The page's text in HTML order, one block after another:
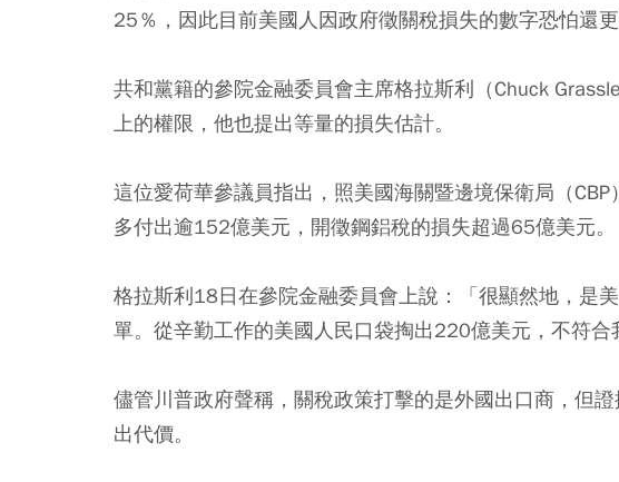
25％，因此目前美國人因政府徵關稅損失的數字恐怕還更
共和黨籍的參院金融委員會主席格拉斯利（Chuck
上的權限，他也提出等量的損失估計。
這位愛荷華參議員指出，照美國海關暨邊境保衛局（
多付出逾152億美元，開徵鋼鋁稅的損失超過65億美元。
格拉斯利18日在參院金融委員會上說：「很顯然地，是
單。從辛勤工作的美國人民口袋掏出220億美元，不符合
儘管川普政府聲稱，關稅政策打擊的是外國出口商，但
出代價。